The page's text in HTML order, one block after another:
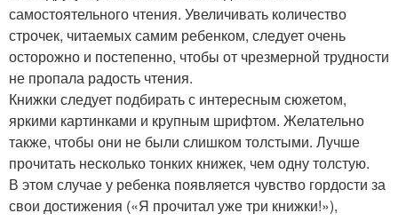
самостоятельного чтения. Увеличивать количество
строчек, читаемых самим ребенком, следует очень
осторожно и постепенно, чтобы от чрезмерной трудности
не пропала радость чтения.
Книжки следует подбирать с интересным сюжетом,
яркими картинками и крупным шрифтом. Желательно
также, чтобы они не были слишком толстыми. Лучше
прочитать несколько тонких книжек, чем одну толстую.
В этом случае у ребенка появляется чувство гордости за
свои достижения («Я прочитал уже три книжки!»),